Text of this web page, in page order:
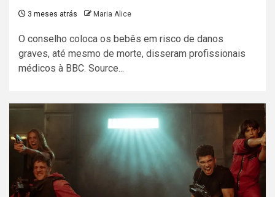
3 meses atrás Maria Alice
O conselho coloca os bebês em risco de danos
graves, até mesmo de morte, disseram profissionais
médicos à BBC. Source...